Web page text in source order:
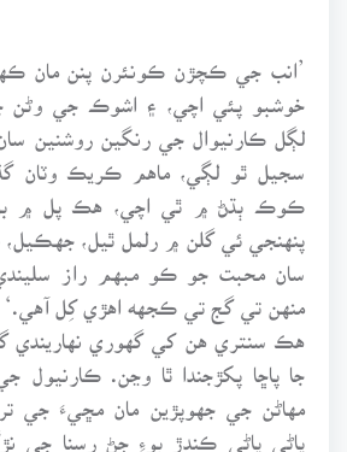
’انب جي ڪچڙن ڪونئرن پنن مان
خوشبو پئي اچي، ۽ اشوڪ جي وڻن
لڳل ڪارنيوال جي رنگين روشنين
سجيل ٿو لڳي، ماهم ڪريڪ وٽان
ڪوڪ ٻڌڻ ۾ ٿي اچي، هڪ پل ۾
پنهنجي ئي گلن ۾ رلمل ٿيل، جهڪيل،
سان محبت جو ڪو مبهم راز
منهن تي گج تي ڪجهه اهڙي کِل آهي.‘
هڪ سنتري هن کي گهوري نهاريندي
جا پاڇا پکڙجندا ٿا وڃن. ڪارنيول
مهاڻن جي جهوپڙين مان مڇيءَ جي
پاڻي پاڻي ڪندڙ بوءِ ڄڻ رسنا جي